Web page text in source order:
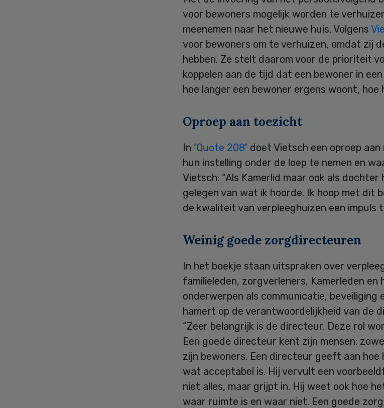
voor bewoners mogelijk worden te
meenemen naar het nieuwe huis. Volgens
voor bewoners om te verhuizen, omdat zij
hebben. Ze stelt daarom voor de prioriteit
koppelen aan de tijd dat een bewoner in
hoe langer een bewoner ergens woont,
Oproep aan toezicht
In ‘Quote 208’ doet Vietsch een oproep
hun instelling onder de loep te nemen en
Vietsch: “Als Kamerlid maar ook als dochter
gelegen van wat ik hoorde. Ik hoop met dit
de kwaliteit van verpleeghuizen een impuls
Weinig goede zorgdirecteuren
In het boekje staan uitspraken over
familieleden, zorgverleners, Kamerleden en
onderwerpen als communicatie, beveiliging
hamert op de verantwoordelijkheid van de
“Zeer belangrijk is de directeur. Deze rol
Een goede directeur kent zijn mensen:
zijn bewoners. Een directeur geeft aan
wat acceptabel is. Hij vervult een
niet alles, maar grijpt in. Hij weet ook hoe
waar ruimte is en waar niet. Een goede